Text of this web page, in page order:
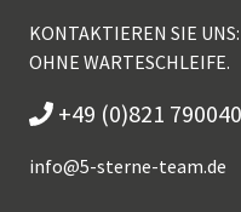
KONTAKTIEREN SIE
OHNE WARTESCHLEIFE.
+49 (0)821
info@5-sterne-team.de